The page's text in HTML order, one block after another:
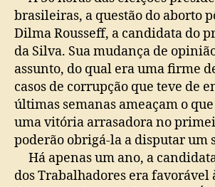
brasileiras, a questão do aborto
Dilma Rousseff, a candidata do
da Silva. Sua mudança de
assunto, do qual era uma firme
casos de corrupção que teve de
últimas semanas ameaçam o
uma vitória arrasadora no
poderão obrigá-la a disputar um
Há apenas um ano, a
dos Trabalhadores era favorável